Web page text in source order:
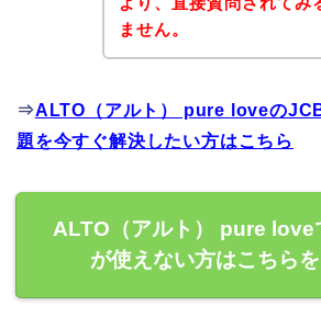
ません。
⇒ALTO（アルト） pure loveの
題を今すぐ解決したい方はこちら
ALTO（アルト） pure love
が使えない方はこちら